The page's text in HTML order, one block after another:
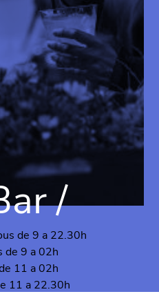
/
de 9 a 22.30h
de 9 a 02h
11 a 02h
11 a 22.30h